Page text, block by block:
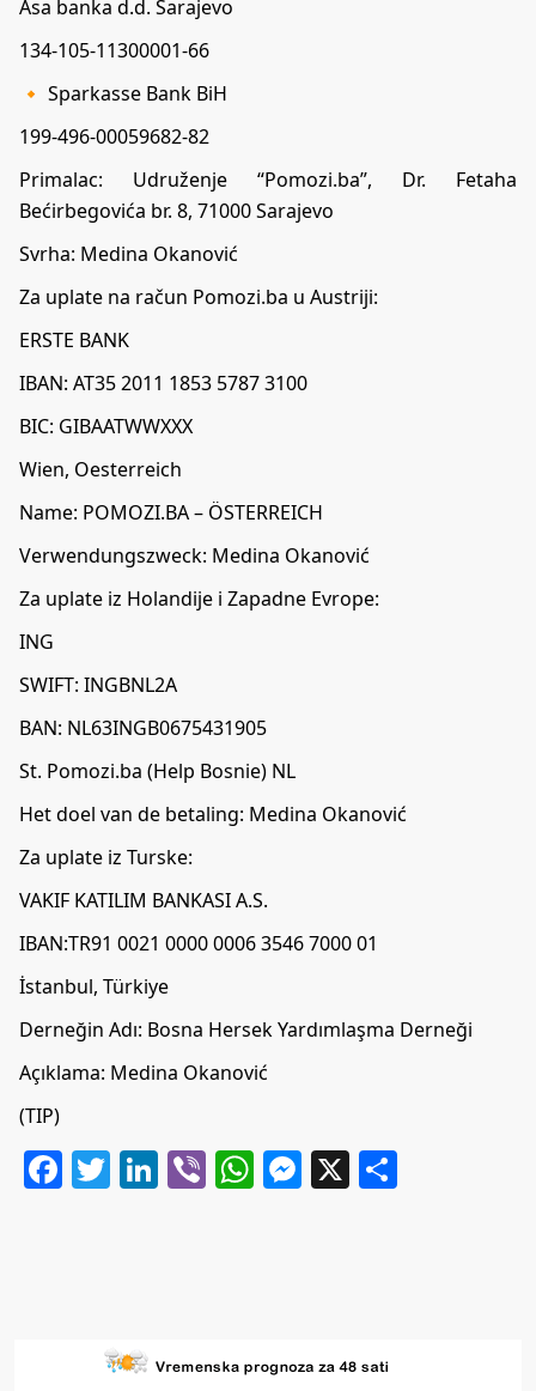
Asa banka d.d. Sarajevo
134-105-11300001-66
🔸 Sparkasse Bank BiH
199-496-00059682-82
Primalac: Udruženje “Pomozi.ba”, Dr. Fetaha
Bećirbegovića br. 8, 71000 Sarajevo
Svrha: Medina Okanović
Za uplate na račun Pomozi.ba u Austriji:
ERSTE BANK
IBAN: AT35 2011 1853 5787 3100
BIC: GIBAATWWXXX
Wien, Oesterreich
Name: POMOZI.BA – ÖSTERREICH
Verwendungszweck: Medina Okanović
Za uplate iz Holandije i Zapadne Evrope:
ING
SWIFT: INGBNL2A
BAN: NL63INGB0675431905
St. Pomozi.ba (Help Bosnie) NL
Het doel van de betaling: Medina Okanović
Za uplate iz Turske:
VAKIF KATILIM BANKASI A.S.
IBAN:TR91 0021 0000 0006 3546 7000 01
İstanbul, Türkiye
Derneğin Adı: Bosna Hersek Yardımlaşma Derneği
Açıklama: Medina Okanović
(TIP)
Facebook
Twitter
LinkedIn
ViberWhatsApp
Messenger
X